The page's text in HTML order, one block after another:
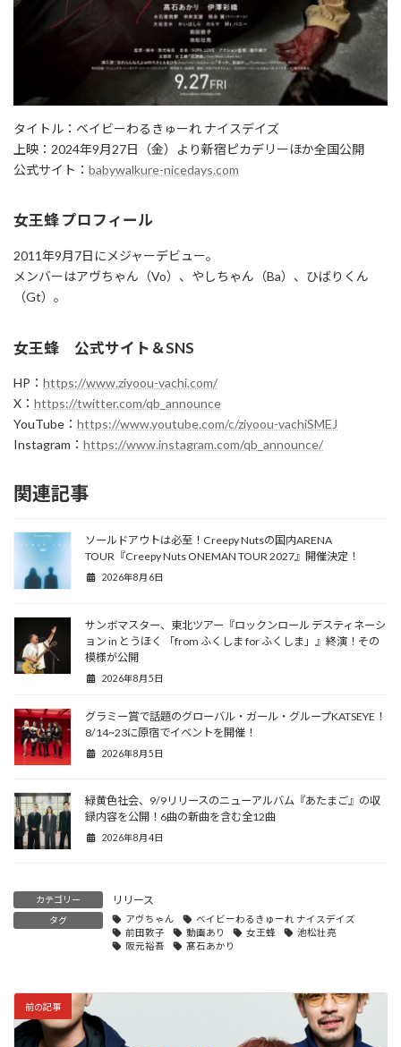
タイトル：ベイビーわるきゅーれ ナイスデイズ
上映：2024年9月27日（金）より新宿ピカデリーほか全国公開
公式サイト： babywalkure-nicedays.com
女王蜂 プロフィール
2011年9月7日にメジャーデビュー。
メンバーはアヴちゃん（Vo）、やしちゃん（Ba）、ひばりくん
（Gt）。
女王蜂 公式サイト＆SNS
HP： https://www.ziyoou-vachi.com/
X： https://twitter.com/qb_announce
YouTube： https://www.youtube.com/c/ziyoou-vachiSMEJ
Instagram： https://www.instagram.com/qb_announce/
関連記事
ソールドアウトは必至！Creepy Nutsの国内ARENA
TOUR『Creepy Nuts ONEMAN TOUR 2027』開催決定！
2026年8月6日
サンボマスター、東北ツアー『ロックンロール デスティネーシ
ョン in とうほく 「from ふくしま for ふくしま」』終演！その
模様が公開
2026年8月5日
グラミー賞で話題のグローバル・ガール・グループKATSEYE！
8/14~23に原宿でイベントを開催！
2026年8月5日
緑黄色社会、9/9リリースのニューアルバム『あたまご』の収
録内容を公開！6曲の新曲を含む全12曲
2026年8月4日
カテゴリー リリース
タグ アヴちゃん
ベイビーわるきゅーれ ナイスデイズ
前田敦子
動画あり 女王蜂
池松壮亮
阪元裕吾
髙石あかり
前の記事